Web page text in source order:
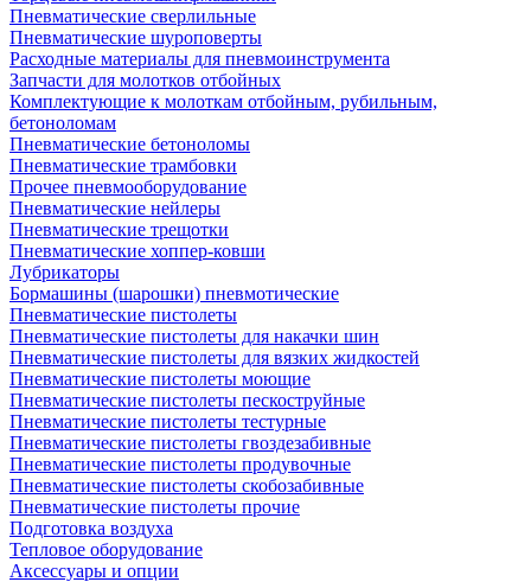
Пневматические сверлильные
Пневматические шуроповерты
Расходные материалы для пневмоинструмента
Запчасти для молотков отбойных
Комплектующие к молоткам отбойным, рубильным,
бетоноломам
Пневматические бетоноломы
Пневматические трамбовки
Прочее пневмооборудование
Пневматические нейлеры
Пневматические трещотки
Пневматические хоппер-ковши
Лубрикаторы
Бормашины (шарошки) пневмотические
Пневматические пистолеты
Пневматические пистолеты для накачки шин
Пневматические пистолеты для вязких жидкостей
Пневматические пистолеты моющие
Пневматические пистолеты пескоструйные
Пневматические пистолеты тестурные
Пневматические пистолеты гвоздезабивные
Пневматические пистолеты продувочные
Пневматические пистолеты скобозабивные
Пневматические пистолеты прочие
Подготовка воздуха
Тепловое оборудование
Аксессуары и опции